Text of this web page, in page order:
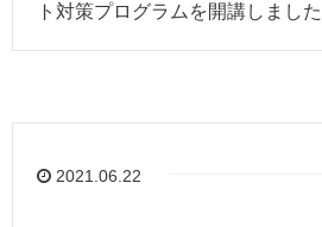
ト対策プログラムを開講しまし
2021.06.22